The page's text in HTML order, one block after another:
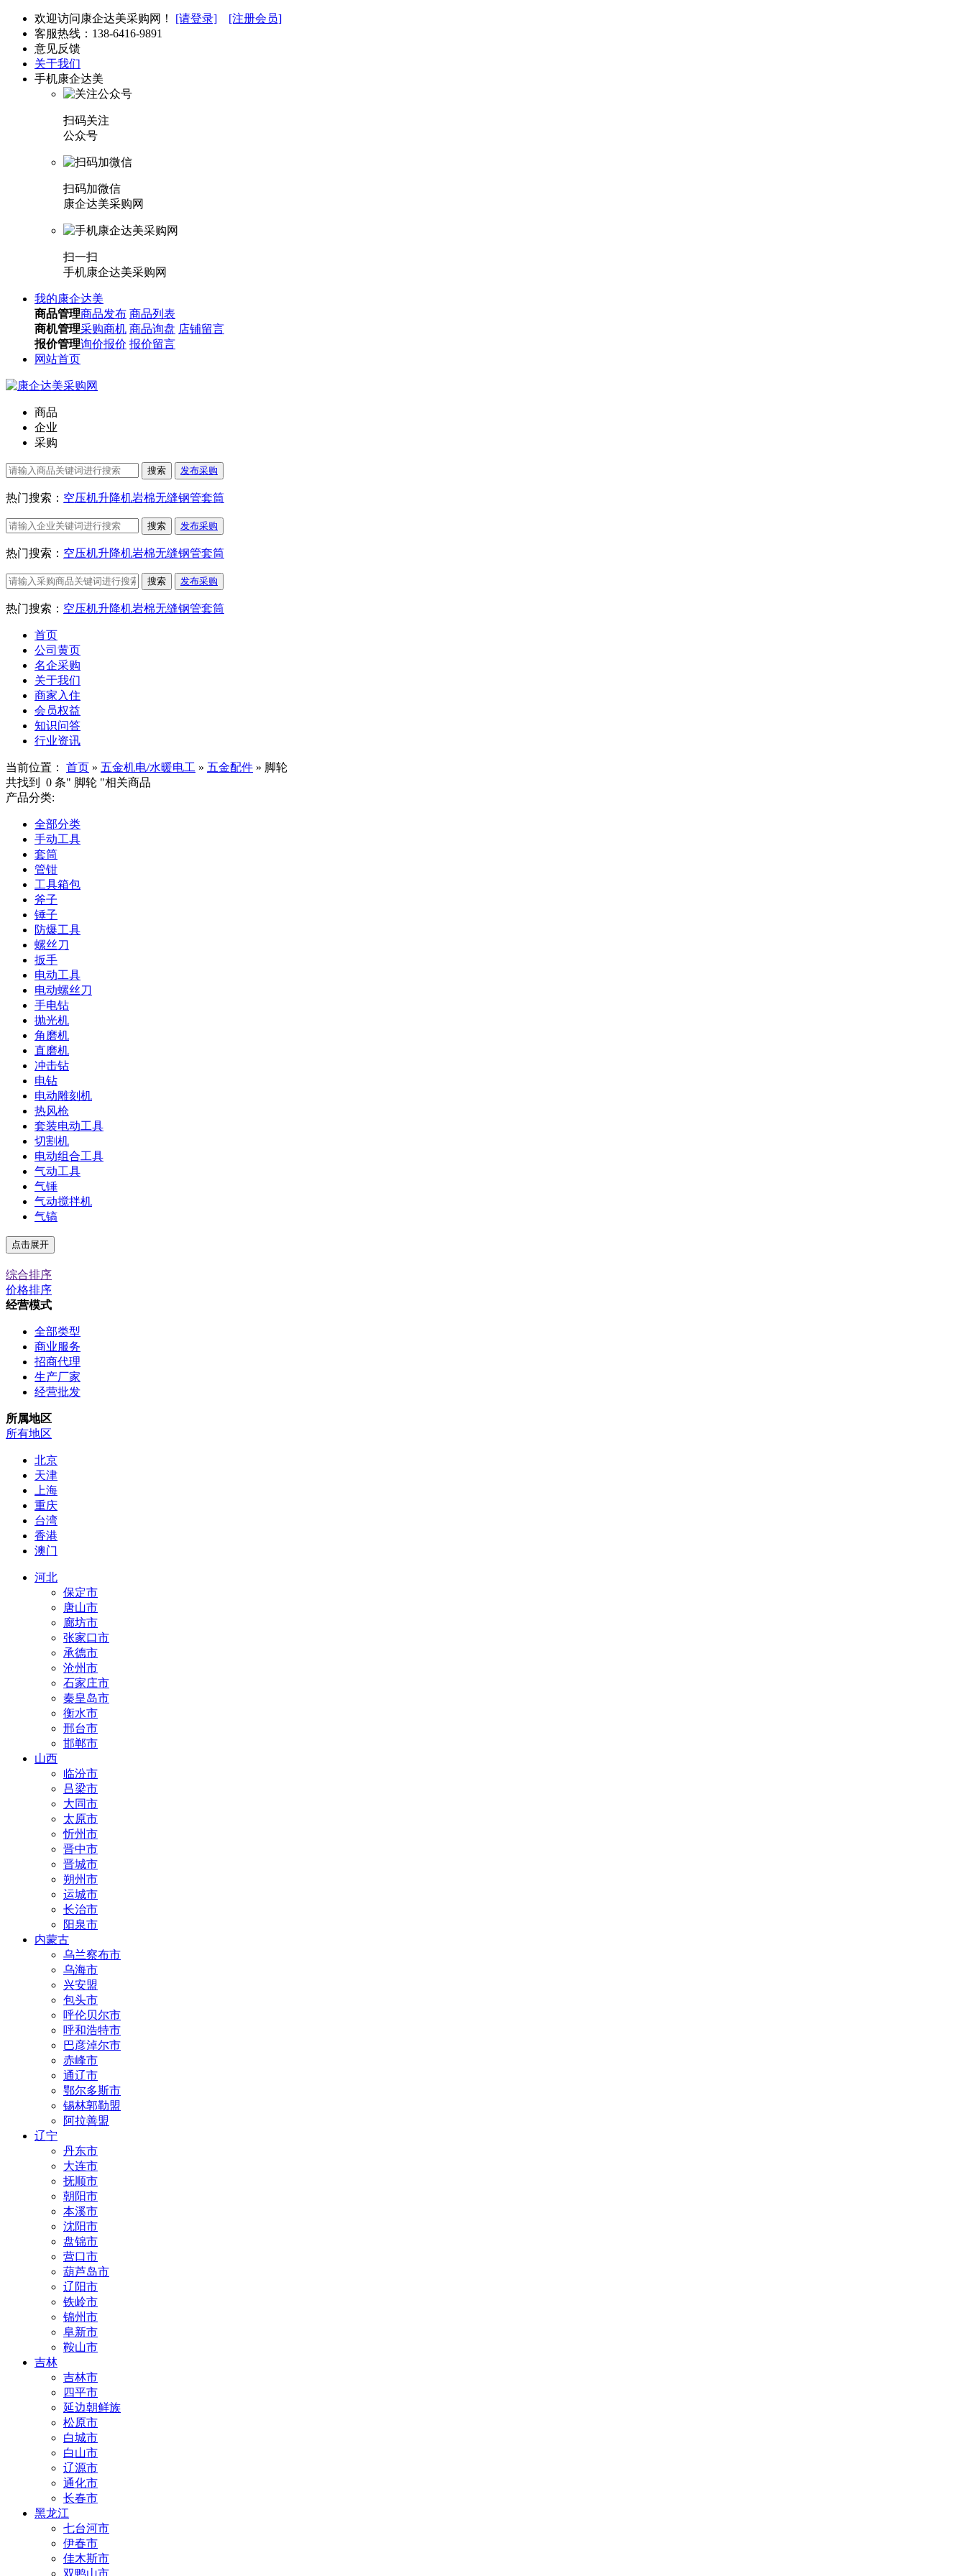
欢迎访问康企达美采购网！ [请登录]
[注册会员]
客服热线： 138-6416-9891
意见反馈
关于我们
手机康企达美
扫码关注
公众号
扫码加微信
康企达美采购网
扫一扫
手机康企达美采购网
我的康企达美
商品管理商品发布 商品列表
商机管理采购商机 商品询盘 店铺留言
报价管理询价报价 报价留言
网站首页
商品
企业
采购
搜索 发布采购
热门搜索： 空压机升降机岩棉无缝钢管套筒
搜索 发布采购
热门搜索： 空压机升降机岩棉无缝钢管套筒
搜索 发布采购
热门搜索： 空压机升降机岩棉无缝钢管套筒
首页
公司黄页
名企采购
关于我们
商家入住
会员权益
知识问答
行业资讯
当前位置： 首页 » 五金机电/水暖电工 » 五金配件 » 脚轮
共找到
0 条" 脚轮 "相关商品
产品分类:
全部分类
手动工具
套筒
管钳
工具箱包
斧子
锤子
防爆工具
螺丝刀
扳手
电动工具
电动螺丝刀
手电钻
抛光机
角磨机
直磨机
冲击钻
电钻
电动雕刻机
热风枪
套装电动工具
切割机
电动组合工具
气动工具
气锤
气动搅拌机
气镐
点击展开
综合排序
价格排序
经营模式
全部类型
商业服务
招商代理
生产厂家
经营批发
所属地区
所有地区
北京
天津
上海
重庆
台湾
香港
澳门
河北
保定市
唐山市
廊坊市
张家口市
承德市
沧州市
石家庄市
秦皇岛市
衡水市
邢台市
邯郸市
山西
临汾市
吕梁市
大同市
太原市
忻州市
晋中市
晋城市
朔州市
运城市
长治市
阳泉市
内蒙古
乌兰察布市
乌海市
兴安盟
包头市
呼伦贝尔市
呼和浩特市
巴彦淖尔市
赤峰市
通辽市
鄂尔多斯市
锡林郭勒盟
阿拉善盟
辽宁
丹东市
大连市
抚顺市
朝阳市
本溪市
沈阳市
盘锦市
营口市
葫芦岛市
辽阳市
铁岭市
锦州市
阜新市
鞍山市
吉林
吉林市
四平市
延边朝鲜族
松原市
白城市
白山市
辽源市
通化市
长春市
黑龙江
七台河市
伊春市
佳木斯市
双鸭山市